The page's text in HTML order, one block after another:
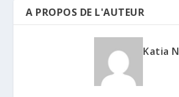
A PROPOS DE L'AUTEUR
Katia N